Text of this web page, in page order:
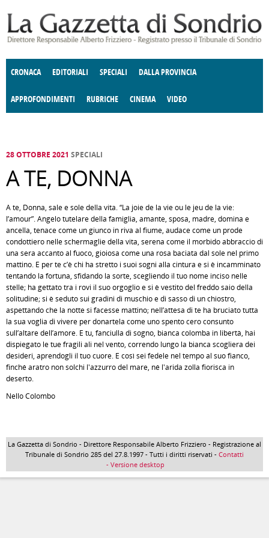
CRONACA EDITORIALI SPECIALI DALLA PROVINCIA
APPROFONDIMENTI
E SPETTACOLI POLITICA
RUBRICHE
DELLE IDEE FATTI DELLO SPIRITO
CINEMA VIDEO
28 OTTOBRE 2021 SPECIALI
A TE, DONNA
A te, Donna, sale e sole della vita. “La joie de la vie ou le jeu de la vie:
l’amour”. Angelo tutelare della famiglia, amante, sposa, madre, domina e
ancella, tenace come un giunco in riva al fiume, audace come un prode
condottiero nelle schermaglie della vita, serena come il morbido abbraccio di
una sera accanto al fuoco, gioiosa come una rosa baciata dal sole nel primo
mattino. E per te c’è chi ha stretto i suoi sogni alla cintura e si è incamminato
tentando la fortuna, sfidando la sorte, scegliendo il tuo nome inciso nelle
stelle; ha gettato tra i rovi il suo orgoglio e si è vestito del freddo saio della
solitudine; si è seduto sui gradini di muschio e di sasso di un chiostro,
aspettando che la notte si facesse mattino; nell’attesa di te ha bruciato tutta
la sua voglia di vivere per donartela come uno spento cero consunto
sull’altare dell’amore. E tu, fanciulla di sogno, bianca colomba in libertà, hai
dispiegato le tue fragili ali nel vento, correndo lungo la bianca scogliera dei
desideri, aprendogli il tuo cuore. E così sei fedele nel tempo al suo fianco,
finché aratro non solchi l'azzurro del mare, né l'arida zolla fiorisca in
deserto.
Nello Colombo
La Gazzetta di Sondrio - Direttore Responsabile Alberto Frizziero - Registrazione al
Tribunale di Sondrio 285 del 27.8.1997 - Tutti i diritti riservati - Contatti
- Versione desktop